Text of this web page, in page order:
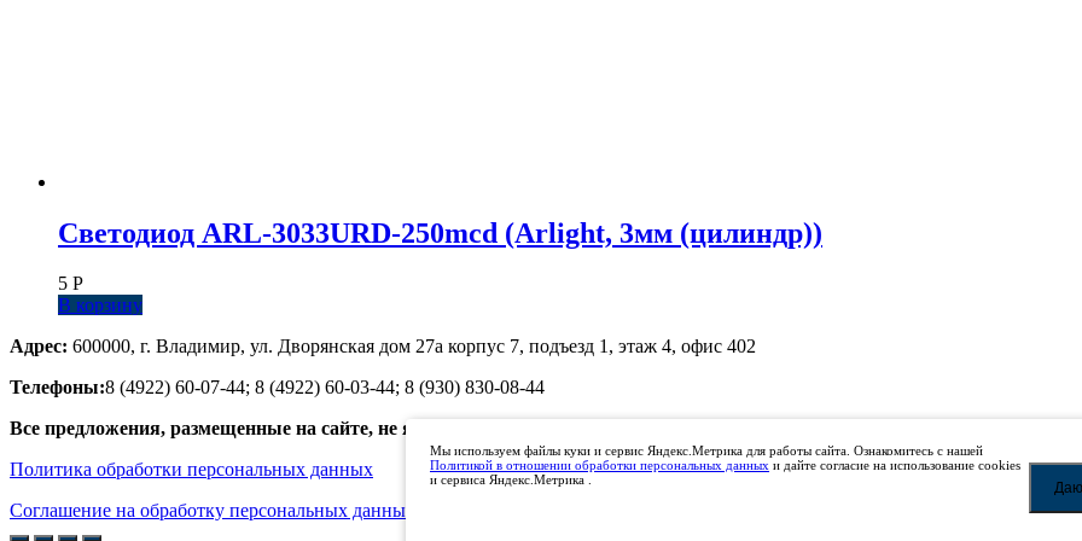
Светодиод ARL-3033URD-250mcd (Arlight, 3мм (цилиндр))
5 Р
В корзину
Адрес: 600000, г. Владимир, ул. Дворянская дом 27а корпус 7, подъезд 1, этаж 4, офис 402
Телефоны:8 (4922) 60-07-44; 8 (4922) 60-03-44; 8 (930) 830-08-44
Все предложения, размещенные на сайте, не являются публичной офертой. Просьба уточнять цены по телефону.
Политика обработки персональных данных
Соглашение на обработку персональных данных
Мы используем файлы куки и сервис Яндекс.Метрика для работы сайта. Ознакомитесь с нашей
Политикой в отношении обработки персональных данных и дайте согласие на использование cookies
и сервиса Яндекс.Метрика .
Даю